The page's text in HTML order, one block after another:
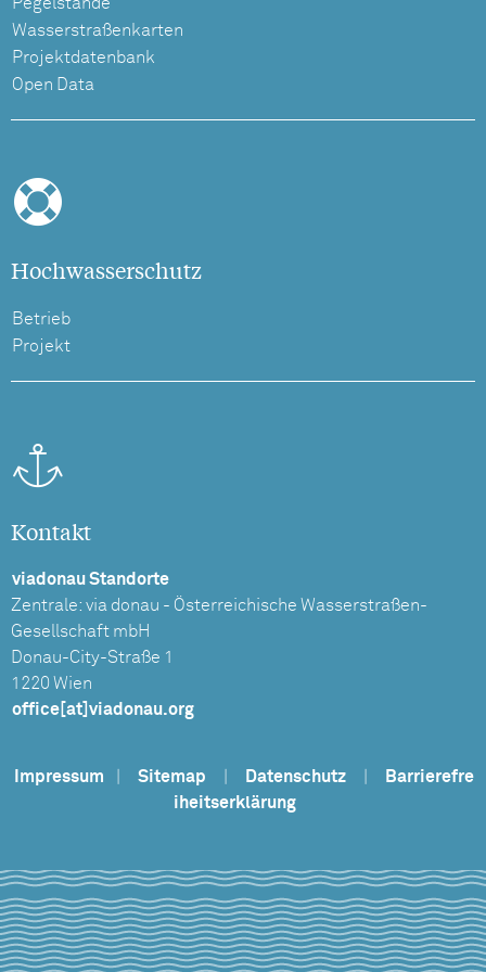
Wasserstraßenkarten
Projektdatenbank
Open Data
Hochwasserschutz
Betrieb
Projekt
Kontakt
viadonau Standorte
Zentrale: via donau - Österreichische Wasserstraßen-
Gesellschaft mbH
Donau-City-Straße 1
1220 Wien
office[at]viadonau.org
Impressum Sitemap Datenschutz
Barrierefre
iheitserklärung